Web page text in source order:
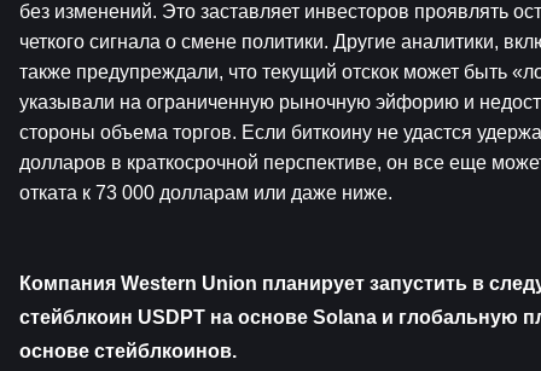
без изменений. Это заставляет инвесторов проявлять
четкого сигнала о смене политики. Другие аналитики,
также предупреждали, что текущий отскок может быть
указывали на ограниченную рыночную эйфорию и
стороны объема торгов. Если биткоину не удастся
долларов в краткосрочной перспективе, он все еще
отката к 73 000 долларам или даже ниже.
Компания Western Union планирует запустить в
стейблкоин USDPT на основе Solana и глобальную
основе стейблкоинов.